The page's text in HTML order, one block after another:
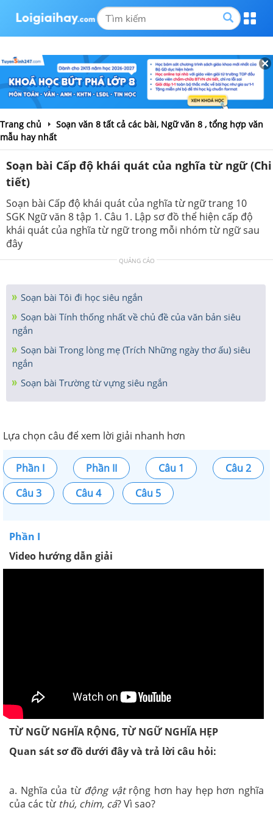
Trang chủ
Soạn văn 8 tất cả các bài, Ngữ văn 8 , tổng hợp văn
mẫu hay nhất
Soạn bài Cấp độ khái quát của nghĩa từ ngữ (Chi
tiết)
Soạn bài Cấp độ khái quát của nghĩa từ ngữ trang 10
SGK Ngữ văn 8 tập 1. Câu 1. Lập sơ đồ thể hiện cấp độ
khái quát của nghĩa từ ngữ trong mỗi nhóm từ ngữ sau
đây
QUẢNG CÁO
Soạn bài Tôi đi học siêu ngắn
Soạn bài Tính thống nhất về chủ đề của văn bản siêu
ngắn
Soạn bài Trong lòng mẹ (Trích Những ngày thơ ấu) siêu
ngắn
Soạn bài Trường từ vựng siêu ngắn
Lựa chọn câu để xem lời giải nhanh hơn
Phần I Phần II Câu 1
Câu 2
Câu 3
Câu 4 Câu 5
Phần I
Video hướng dẫn giải
TỪ NGỮ NGHĨA RỘNG, TỪ NGỮ NGHĨA HẸP
Quan sát sơ đồ dưới đây và trả lời câu hỏi:
a. Nghĩa của từ động vậtrộng hơn hay hẹp hơn nghĩa
của các từ thú, chim, cá? Vì sao?